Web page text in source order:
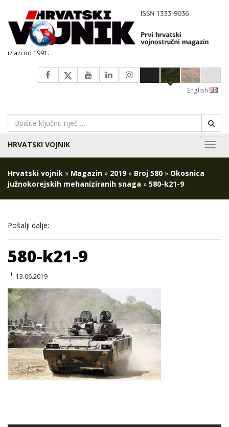
izlazi od 1991.
English
HRVATSKI VOJNIK
Hrvatski vojnik » Magazin » 2019» Broj 580 » Okosnica
južnokorejskih mehaniziranih snaga » 580-k21-9
Pošalji dalje:
580-k21-9
13.06.2019